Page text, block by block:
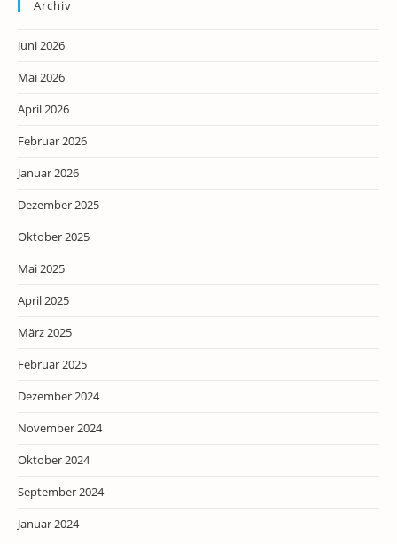
Archiv
Juni 2026
Mai 2026
April 2026
Februar 2026
Januar 2026
Dezember 2025
Oktober 2025
Mai 2025
April 2025
März 2025
Februar 2025
Dezember 2024
November 2024
Oktober 2024
September 2024
Januar 2024